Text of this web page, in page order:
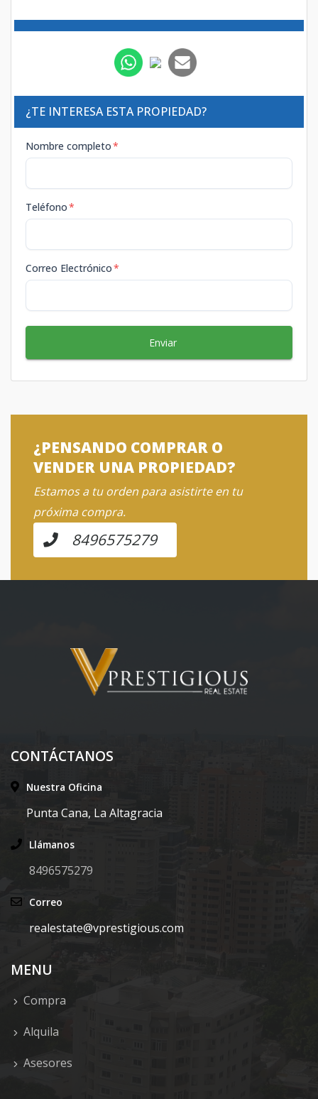
¿TE INTERESA ESTA PROPIEDAD?
Nombre completo*
Teléfono*
Correo Electrónico*
Enviar
¿PENSANDO COMPRAR O
VENDER UNA PROPIEDAD?
Estamos a tu orden para asistirte en tu
próxima compra.
8496575279
CONTÁCTANOS
Nuestra Oficina
Punta Cana, La Altagracia
Llámanos
8496575279
Correo
realestate@vprestigious.com
MENU
Compra
Alquila
Asesores